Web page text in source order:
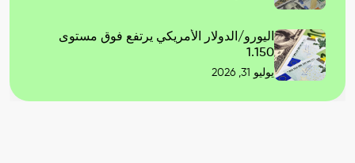
اليورو/الدولار الأمريكي يرتفع فوق مستوى
1.150
يوليو 31, 2026